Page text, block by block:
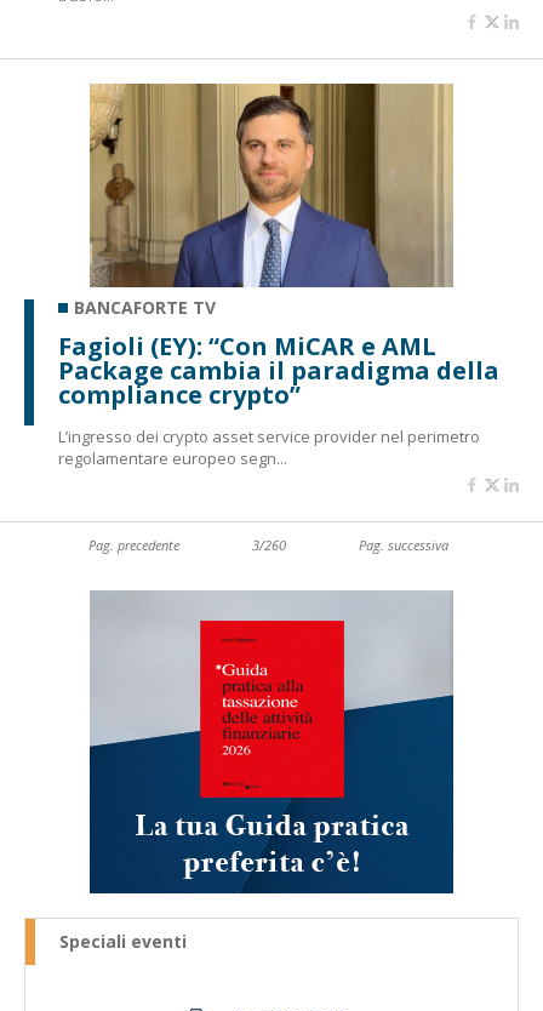
BANCAFORTE TV
Fagioli (EY): “Con MiCAR e AML
Package cambia il paradigma della
compliance crypto”
L’ingresso dei crypto asset service provider nel perimetro
regolamentare europeo segn...
Pag. precedente 3/260 Pag. successiva
Speciali eventi